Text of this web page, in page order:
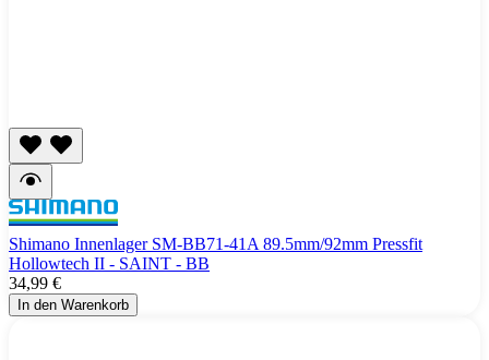
Shimano Innenlager SM-BB71-41A 89.5mm/92mm Pressfit
Hollowtech II - SAINT - BB
34,99 €
In den Warenkorb